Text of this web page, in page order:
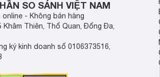
có chức năng khóa trẻ em, giúp bạn yên
bếp khi quá nhiệt
bị tính năng tự ngắt điện khi nhiệt độ
sử dụng.
lẩu inox
SO SÁNH VIỆT NAM
- Không bán hàng
Khâm Thiên, Thổ Quan, Đống Đa,
ký kinh doanh số 0106373516,